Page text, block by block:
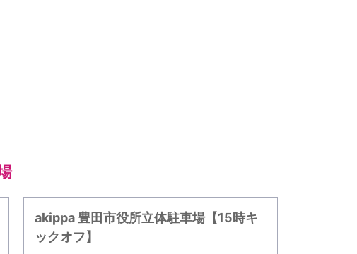
akippa 豊田市役所立体駐車場【15時キ
ックオフ】